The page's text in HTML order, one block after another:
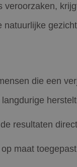
die een
resultaten
maat